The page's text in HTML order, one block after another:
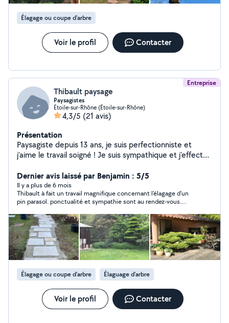
Élagage ou coupe d'arbre
Voir le profil Contacter
Entreprise
Thibault paysage
Paysagistes
Étoile-sur-Rhône (Étoile-sur-Rhône)
4,3/5 (21 avis)
Présentation
Paysagiste depuis 13 ans, je suis perfectionniste et
j'aime le travail soigné ! Je suis sympathique et j'effectue
améliorant ce qui peut l'être et conseilllant le client. Je
suis disponible pour les plantations mais aussi tout
l'entretien (débroussailler, tondre, petit élagage). Je
pratique différentes types de taille, que ce soit plutôt
classique, en nuage, ou en transparence !
Dernier avis laissé par Benjamin : 5/5
Il y a plus de 6 mois
Thibault à fait un travail magnifique concernant l'élagage d'un
pin parasol. ponctualité et sympathie sont au rendez-vous.
Élagage ou coupe d'arbre Élaguage d'arbre
Voir le profil Contacter